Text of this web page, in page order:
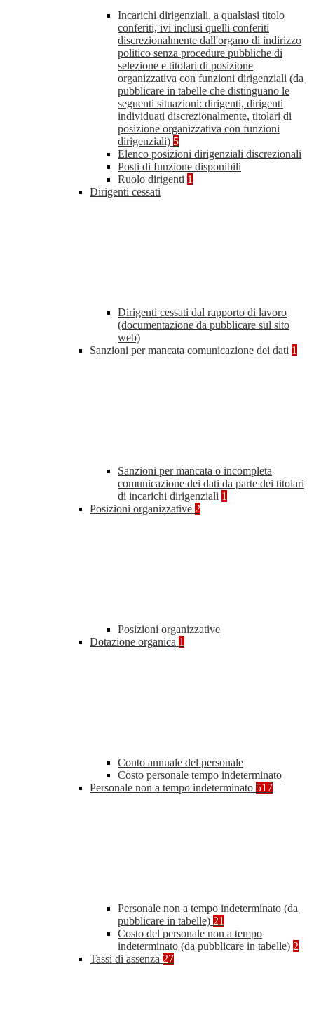
Incarichi dirigenziali, a qualsiasi titolo
conferiti, ivi inclusi quelli conferiti
discrezionalmente dall'organo di indirizzo
politico senza procedure pubbliche di
selezione e titolari di posizione
organizzativa con funzioni dirigenziali (da
pubblicare in tabelle che distinguano le
seguenti situazioni: dirigenti, dirigenti
individuati discrezionalmente, titolari di
posizione organizzativa con funzioni
dirigenziali) 5
Elenco posizioni dirigenziali discrezionali
Posti di funzione disponibili
Ruolo dirigenti 1
Dirigenti cessati
Dirigenti cessati dal rapporto di lavoro
(documentazione da pubblicare sul sito
web)
Sanzioni per mancata comunicazione dei dati 1
Sanzioni per mancata o incompleta
comunicazione dei dati da parte dei titolari
di incarichi dirigenziali 1
Posizioni organizzative 2
Posizioni organizzative
Dotazione organica 1
Conto annuale del personale
Costo personale tempo indeterminato
Personale non a tempo indeterminato 517
Personale non a tempo indeterminato (da
pubblicare in tabelle) 21
Costo del personale non a tempo
indeterminato (da pubblicare in tabelle) 2
Tassi di assenza 27